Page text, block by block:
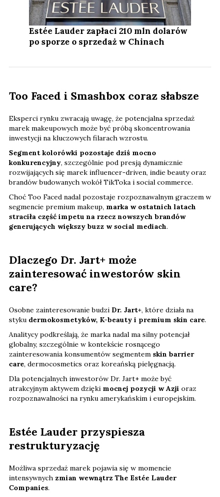
Estée Lauder zapłaci 210 mln dolarów
po sporze o sprzedaż w Chinach
Too Faced i Smashbox coraz słabsze
Eksperci rynku zwracają uwagę, że potencjalna sprzedaż
marek makeupowych może być próbą skoncentrowania
inwestycji na kluczowych filarach wzrostu.
Segment kolorówki pozostaje dziś mocno
konkurencyjny, szczególnie pod presją dynamicznie
rozwijających się marek influencer-driven, indie beauty oraz
brandów budowanych wokół TikToka i social commerce.
Choć Too Faced nadal pozostaje rozpoznawalnym graczem w
segmencie premium makeup, marka w ostatnich latach
straciła część impetu na rzecz nowszych brandów
generujących większy buzz w social mediach.
Dlaczego Dr. Jart+ może
zainteresować inwestorów skin
care?
Osobne zainteresowanie budzi Dr. Jart+, które działa na
styku dermokosmetyków, K-beauty i premium skin care.
Analitycy podkreślają, że marka nadal ma silny potencjał
globalny, szczególnie w kontekście rosnącego
zainteresowania konsumentów segmentem skin barrier
care, dermocosmetics oraz koreańską pielęgnacją.
Dla potencjalnych inwestorów Dr. Jart+ może być
atrakcyjnym aktywem dzięki mocnej pozycji w Azji oraz
rozpoznawalności na rynku amerykańskim i europejskim.
Estée Lauder przyspiesza
restrukturyzację
Możliwa sprzedaż marek pojawia się w momencie
intensywnych zmian wewnątrz The Estée Lauder
Companies.